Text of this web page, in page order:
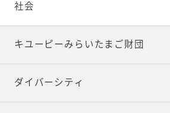
社会
キユーピーみらいたまご財団
ダイバーシティ